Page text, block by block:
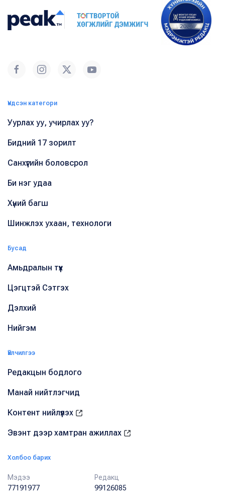
Үндсэн категори
Уурлах уу, учирлах уу?
Бидний 17 зорилт
Санхүүгийн боловсрол
Би нэг удаа
Хүний багш
Шинжлэх ухаан, технологи
Бусад
Амьдралын түүх
Цэгцтэй Сэтгэх
Дэлхий
Нийгэм
Үйлчилгээ
Редакцын бодлого
Манай нийтлэгчид
Контент нийлүүлэх
Эвэнт дээр хамтран ажиллах
Холбоо барих
Мэдээ
77191977
Редакц
99126085